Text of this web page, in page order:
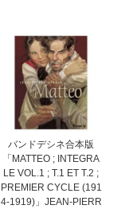
バンドデシネ合本版
「MATTEO ; INTEGRA
LE VOL.1 ; T.1 ET T.2 ;
PREMIER CYCLE (191
4-1919)」JEAN-PIERR